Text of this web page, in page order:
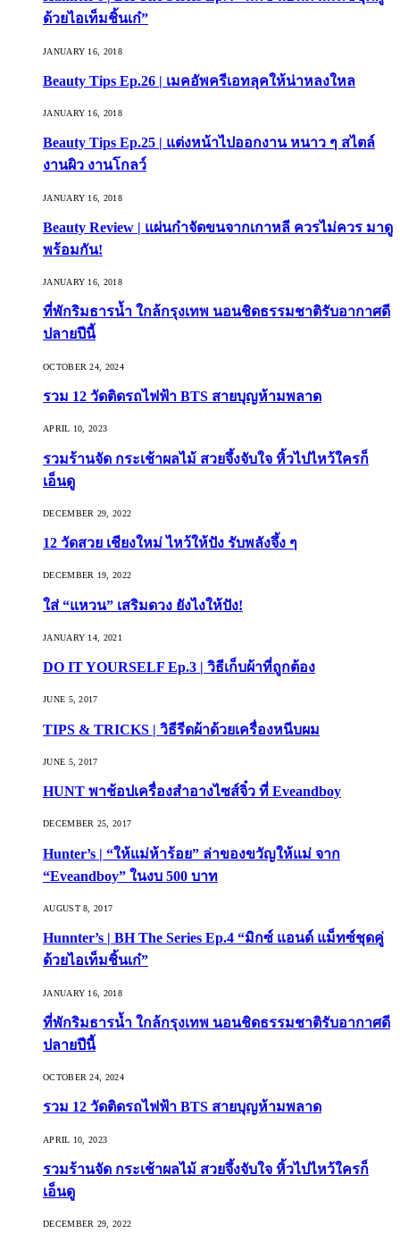
ด้วยไอเท็มชิ้นเก๋”
JANUARY 16, 2018
Beauty Tips Ep.26 | เมคอัพครีเอทลุคให้น่าหลงใหล
JANUARY 16, 2018
Beauty Tips Ep.25 | แต่งหน้าไปออกงาน หนาว ๆ สไตล์
งานผิว งานโกลว์
JANUARY 16, 2018
Beauty Review | แผ่นกำจัดขนจากเกาหลี ควรไม่ควร มาดู
พร้อมกัน!
JANUARY 16, 2018
ที่พักริมธารน้ำ ใกล้กรุงเทพ นอนชิดธรรมชาติรับอากาศดี
ปลายปีนี้
OCTOBER 24, 2024
รวม 12 วัดติดรถไฟฟ้า BTS สายบุญห้ามพลาด
APRIL 10, 2023
รวมร้านจัด กระเช้าผลไม้ สวยจึ้งจับใจ หิ้วไปไหว้ใครก็
เอ็นดู
DECEMBER 29, 2022
12 วัดสวย เชียงใหม่ ไหว้ให้ปัง รับพลังจึ้ง ๆ
DECEMBER 19, 2022
ใส่ “แหวน” เสริมดวง ยังไงให้ปัง!
JANUARY 14, 2021
DO IT YOURSELF Ep.3 | วิธีเก็บผ้าที่ถูกต้อง
JUNE 5, 2017
TIPS & TRICKS | วิธีรีดผ้าด้วยเครื่องหนีบผม
JUNE 5, 2017
HUNT พาช้อปเครื่องสำอางไซส์จิ๋ว ที่ Eveandboy
DECEMBER 25, 2017
Hunter’s | “ให้แม่ห้าร้อย” ล่าของขวัญให้แม่ จาก
“Eveandboy” ในงบ 500 บาท
AUGUST 8, 2017
Hunnter’s | BH The Series Ep.4 “มิกซ์ แอนด์ แม็ทซ์ชุดคู่
ด้วยไอเท็มชิ้นเก๋”
JANUARY 16, 2018
ที่พักริมธารน้ำ ใกล้กรุงเทพ นอนชิดธรรมชาติรับอากาศดี
ปลายปีนี้
OCTOBER 24, 2024
รวม 12 วัดติดรถไฟฟ้า BTS สายบุญห้ามพลาด
APRIL 10, 2023
รวมร้านจัด กระเช้าผลไม้ สวยจึ้งจับใจ หิ้วไปไหว้ใครก็
เอ็นดู
DECEMBER 29, 2022